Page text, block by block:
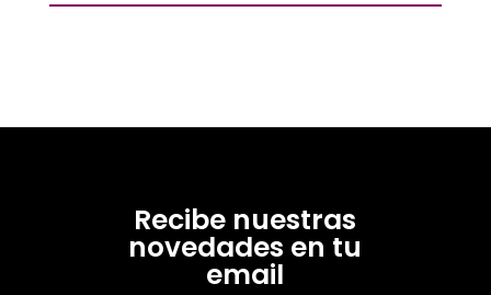
Recibe nuestras
novedades en tu
email